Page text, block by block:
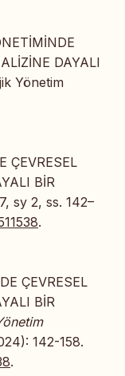
DAYALI
Yönetim
ÇEVRESEL
BİR
sy 2, ss. 142–
.
ÇEVRESEL
BİR
142-158.
.